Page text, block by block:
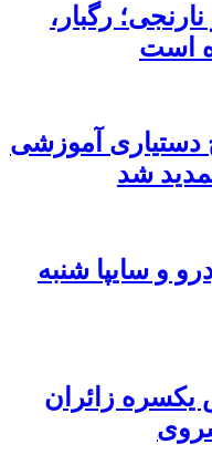
رگبار،
است
دستیاری آموزشی
و سایپا شنبه
یکسره زائران